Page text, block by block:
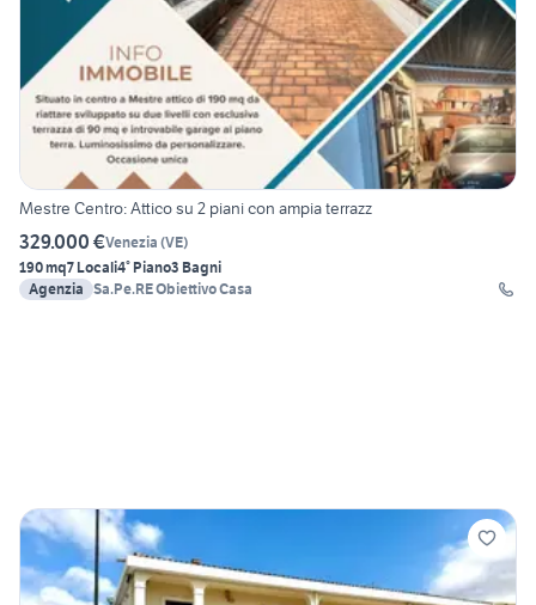
Mestre Centro: Attico su 2 piani con ampia terrazz
329.000 €Venezia (VE)
190 mq7 Locali4° Piano3 Bagni
Agenzia Sa.Pe.RE Obiettivo Casa